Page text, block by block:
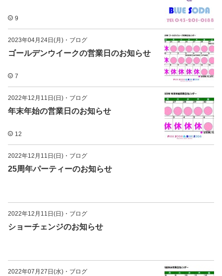
9
2023年04月24日(月) ・ ブログ
ゴールデンウイークの営業日のお知らせ
7
2022年12月11日(日) ・ ブログ
年末年始の営業日のお知らせ
12
2022年12月11日(日) ・ ブログ
25周年パーティーのお知らせ
2022年12月11日(日) ・ ブログ
ショーチェンジのお知らせ
2022年07月27日(水) ・ ブログ